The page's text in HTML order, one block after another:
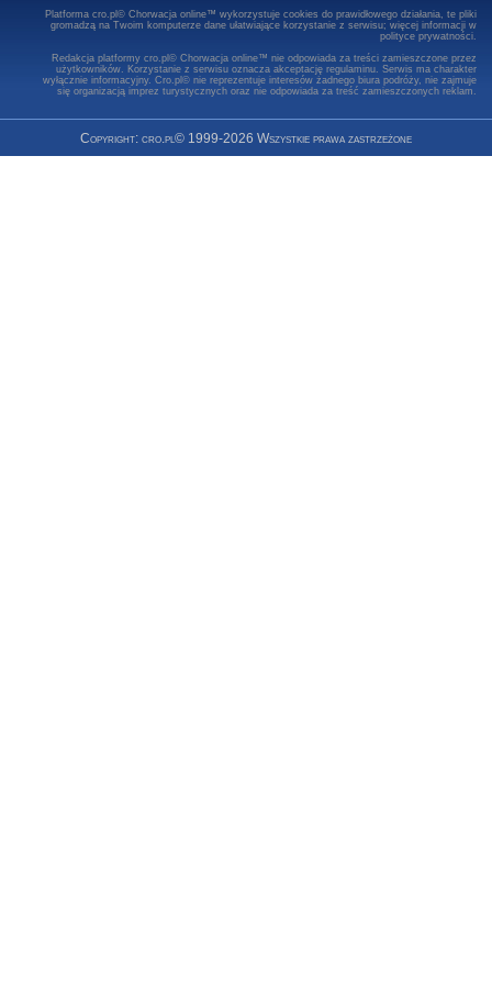
Platforma cro.pl© Chorwacja online™ wykorzystuje cookies do prawidłowego działania, te pliki
gromadzą na Twoim komputerze dane ułatwiające korzystanie z serwisu; więcej informacji w
polityce prywatności.
Redakcja platformy cro.pl© Chorwacja online™ nie odpowiada za treści zamieszczone przez
użytkowników. Korzystanie z serwisu oznacza akceptację regulaminu. Serwis ma charakter
wyłącznie informacyjny. Cro.pl© nie reprezentuje interesów żadnego biura podróży, nie zajmuje
się organizacją imprez turystycznych oraz nie odpowiada za treść zamieszczonych reklam.
Copyright: cro.pl© 1999-2026 Wszystkie prawa zastrzeżone